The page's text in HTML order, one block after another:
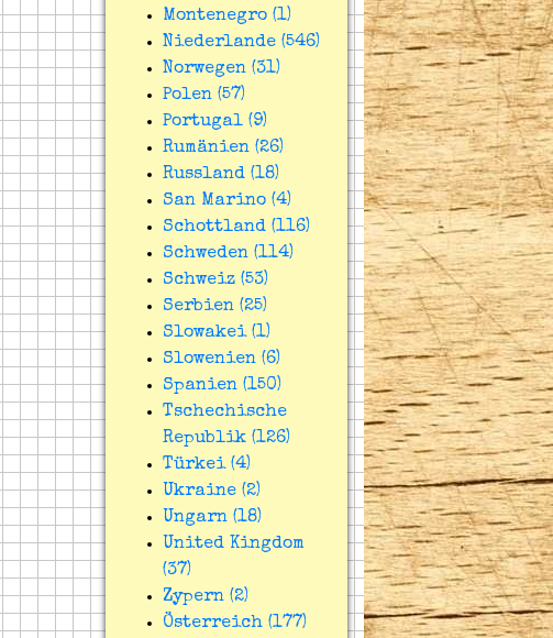
Montenegro (1)
Niederlande (546)
Norwegen (31)
Polen (57)
Portugal (9)
Rumänien (26)
Russland (18)
San Marino (4)
Schottland (116)
Schweden (114)
Schweiz (53)
Serbien (25)
Slowakei (1)
Slowenien (6)
Spanien (150)
Tschechische
Republik (126)
Türkei (4)
Ukraine (2)
Ungarn (18)
United Kingdom
(37)
Zypern (2)
Österreich (177)